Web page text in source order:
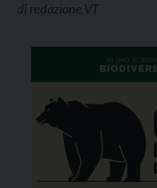
di redazione VT